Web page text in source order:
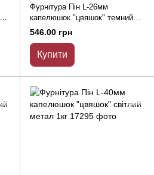
Фурнітура Пін L-26мм
капелюшок "цвяшок" темний
метал 0,5 кг
546.00 грн
Купити